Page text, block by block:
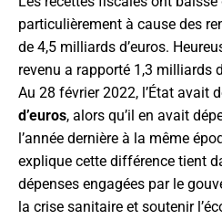
particulièrement à cause des
de 4,5 milliards d’euros.
revenu a rapporté 1,3 milliards
Au 28 février 2022, l’État avait
d’euros, alors qu’il en avait
l’année dernière à la même
explique cette différence tient
dépenses engagées par le
la crise sanitaire et soutenir